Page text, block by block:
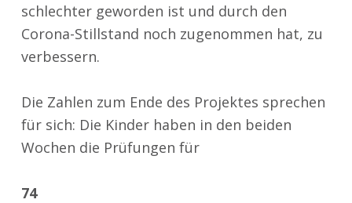
schlechter geworden ist und durch den
Corona-Stillstand noch zugenommen hat, zu
verbessern.
Die Zahlen zum Ende des Projektes sprechen
für sich: Die Kinder haben in den beiden
Wochen die Prüfungen für
74